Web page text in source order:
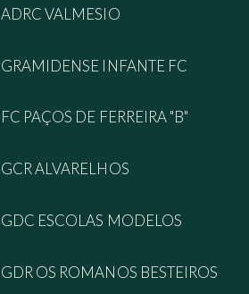
ADRC VALMESIO
GRAMIDENSE INFANTE FC
FC PAÇOS DE FERREIRA "B"
GCR ALVARELHOS
GDC ESCOLAS MODELOS
GDR OS ROMANOS BESTEIROS